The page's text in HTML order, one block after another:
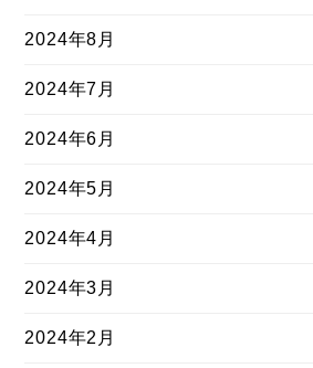
2024年8月
2024年7月
2024年6月
2024年5月
2024年4月
2024年3月
2024年2月